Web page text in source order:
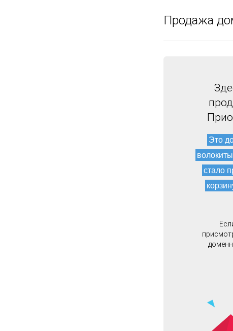
Продажа
Это
стало